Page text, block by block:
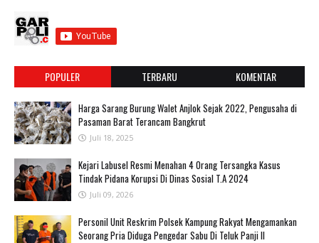
POPULER TERBARU KOMENTAR
Harga Sarang Burung Walet Anjlok Sejak 2022, Pengusaha di
Pasaman Barat Terancam Bangkrut
Juli 18, 2025
‎Kejari Labusel Resmi Menahan 4 Orang Tersangka Kasus
Tindak Pidana Korupsi Di Dinas Sosial T.A 2024
Juli 09, 2026
Personil Unit Reskrim Polsek Kampung Rakyat Mengamankan
Seorang Pria Diduga Pengedar Sabu Di Teluk Panji II